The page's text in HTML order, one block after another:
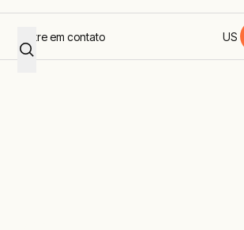
Entre em contato US